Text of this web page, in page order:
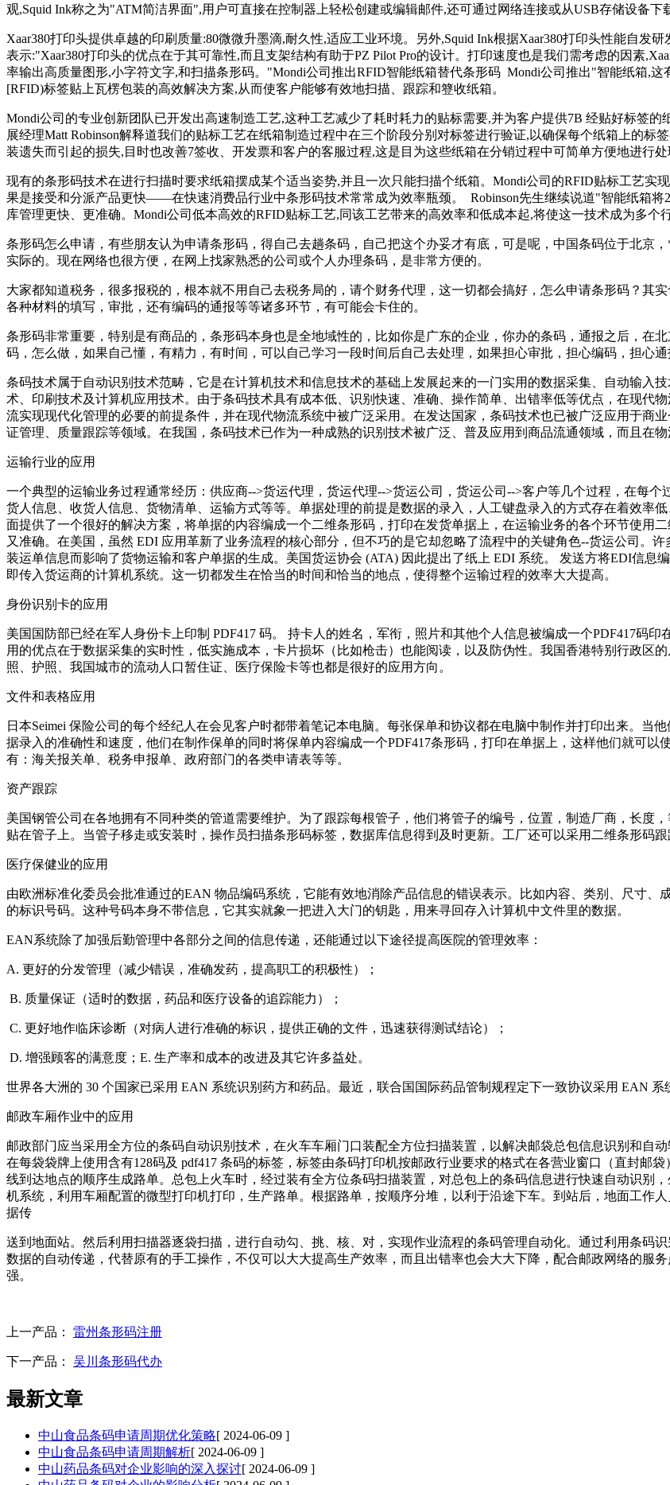
观,Squid Ink称之为"ATM简洁界面",用户可直接在控制器上轻松创建或编辑邮件,还可通过网络连接或从USB存储设备下
Xaar380打印头提供卓越的印刷质量:80微微升墨滴,耐久性,适应工业环境。另外,Squid Ink根据Xaar380打印头性能自发
表示:"Xaar380打印头的优点在于其可靠性,而且支架结构有助于PZ Pilot Pro的设计。打印速度也是我们需考虑的因素
率输出高质量图形,小字符文字,和扫描条形码。"Mondi公司推出RFID智能纸箱替代条形码 Mondi公司推出"智能纸箱,
[RFID)标签贴上瓦楞包装的高效解决方案,从而使客户能够有效地扫描、跟踪和簦收纸箱。
Mondi公司的专业创新团队已开发出高速制造工艺,这种工艺减少了耗时耗力的贴标需要,并为客户提供7B 经贴好标签
展经理Matt Robinson解释道我们的贴标工艺在纸箱制造过程中在三个阶段分别对标签进行验证,以确保每个纸箱上的
装遗失而引起的损失,目时也改善7签收、开发票和客户的客服过程,这是目为这些纸箱在分销过程中可简单方便地进行
现有的条形码技术在进行扫描时要求纸箱摆成某个适当姿势,并且一次只能扫描个纸箱。Mondi公司的RFID贴标工艺实
果是接受和分派产品更快――在快速消费品行业中条形码技术常常成为效率瓶颈。 Robinson先生继续说道"智能纸箱
库管理更快、更准确。Mondi公司低本高效的RFID贴标工艺,同该工艺带来的高效率和低成本起,将使这一技术成为多个
条形码怎么申请，有些朋友认为申请条形码，得自己去趟条码，自己把这个办妥才有底，可是呢，中国条码位于北京
实际的。现在网络也很方便，在网上找家熟悉的公司或个人办理条码，是非常方便的。
大家都知道税务，很多报税的，根本就不用自己去税务局的，请个财务代理，这一切都会搞好，怎么申请条形码？其
各种材料的填写，审批，还有编码的通报等等诸多环节，有可能会卡住的。
条形码非常重要，特别是有商品的，条形码本身也是全地域性的，比如你是广东的企业，你办的条码，通报之后，在
码，怎么做，如果自己懂，有精力，有时间，可以自己学习一段时间后自己去处理，如果担心审批，担心编码，担心
条码技术属于自动识别技术范畴，它是在计算机技术和信息技术的基础上发展起来的一门实用的数据采集、自动输入
术、印刷技术及计算机应用技术。由于条码技术具有成本低、识别快速、准确、操作简单、出错率低等优点，在现代
流实现现代化管理的必要的前提条件，并在现代物流系统中被广泛采用。在发达国家，条码技术也已被广泛应用于商
证管理、质量跟踪等领域。在我国，条码技术已作为一种成熟的识别技术被广泛、普及应用到商品流通领域，而且在
运输行业的应用
一个典型的运输业务过程通常经历：供应商-->货运代理，货运代理-->货运公司，货运公司-->客户等几个过程，在每
货人信息、收货人信息、货物清单、运输方式等等。单据处理的前提是数据的录入，人工键盘录入的方式存在着效率
面提供了一个很好的解决方案，将单据的内容编成一个二维条形码，打印在发货单据上，在运输业务的各个环节使用
又准确。在美国，虽然 EDI 应用革新了业务流程的核心部分，但不巧的是它却忽略了流程中的关键角色--货运公司。
装运单信息而影响了货物运输和客户单据的生成。美国货运协会 (ATA) 因此提出了纸上 EDI 系统。 发送方将EDI信息
即传入货运商的计算机系统。这一切都发生在恰当的时间和恰当的地点，使得整个运输过程的效率大大提高。
身份识别卡的应用
美国国防部已经在军人身份卡上印制 PDF417 码。 持卡人的姓名，军衔，照片和其他个人信息被编成一个PDF417码
用的优点在于数据采集的实时性，低实施成本，卡片损坏（比如枪击）也能阅读，以及防伪性。我国香港特别行政区
照、护照、我国城市的流动人口暂住证、医疗保险卡等也都是很好的应用方向。
文件和表格应用
日本Seimei 保险公司的每个经纪人在会见客户时都带着笔记本电脑。每张保单和协议都在电脑中制作并打印出来。当
据录入的准确性和速度，他们在制作保单的同时将保单内容编成一个PDF417条形码，打印在单据上，这样他们就可
有：海关报关单、税务申报单、政府部门的各类申请表等等。
资产跟踪
美国钢管公司在各地拥有不同种类的管道需要维护。为了跟踪每根管子，他们将管子的编号，位置，制造厂商，长度
贴在管子上。当管子移走或安装时，操作员扫描条形码标签，数据库信息得到及时更新。工厂还可以采用二维条形码跟
医疗保健业的应用
由欧洲标准化委员会批准通过的EAN 物品编码系统，它能有效地消除产品信息的错误表示。比如内容、类别、尺寸
的标识号码。这种号码本身不带信息，它其实就象一把进入大门的钥匙，用来寻回存入计算机中文件里的数据。
EAN系统除了加强后勤管理中各部分之间的信息传递，还能通过以下途径提高医院的管理效率：
A. 更好的分发管理（减少错误，准确发药，提高职工的积极性）；
B. 质量保证（适时的数据，药品和医疗设备的追踪能力）；
C. 更好地作临床诊断（对病人进行准确的标识，提供正确的文件，迅速获得测试结论）；
D. 增强顾客的满意度；E. 生产率和成本的改进及其它许多益处。
世界各大洲的 30 个国家已采用 EAN 系统识别药方和药品。最近，联合国国际药品管制规程定下一致协议采用 EAN 系
邮政车厢作业中的应用
邮政部门应当采用全方位的条码自动识别技术，在火车车厢门口装配全方位扫描装置，以解决邮袋总包信息识别和自
在每袋袋牌上使用含有128码及 pdf417 条码的标签，标签由条码打印机按邮政行业要求的格式在各营业窗口（直封邮
线到达地点的顺序生成路单。总包上火车时，经过装有全方位条码扫描装置，对总包上的条码信息进行快速自动识别
机系统，利用车厢配置的微型打印机打印，生产路单。根据路单，按顺序分堆，以利于沿途下车。到站后，地面工作
据传
送到地面站。然后利用扫描器逐袋扫描，进行自动勾、挑、核、对，实现作业流程的条码管理自动化。通过利用条码
数据的自动传递，代替原有的手工操作，不仅可以大大提高生产效率，而且出错率也会大大下降，配合邮政网络的服
强。
上一产品： 雷州条形码注册
下一产品： 吴川条形码代办
最新文章
中山食品条码申请周期优化策略[ 2024-06-09 ]
中山食品条码申请周期解析[ 2024-06-09 ]
中山药品条码对企业影响的深入探讨[ 2024-06-09 ]